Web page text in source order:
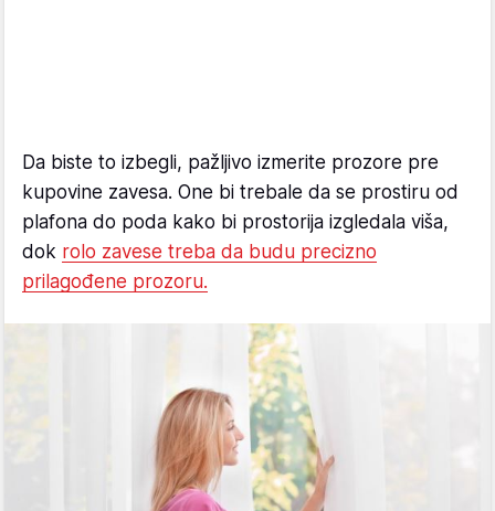
Da biste to izbegli, pažljivo izmerite prozore pre
kupovine zavesa. One bi trebale da se prostiru od
plafona do poda kako bi prostorija izgledala viša,
dok rolo zavese treba da budu precizno
prilagođene prozoru.